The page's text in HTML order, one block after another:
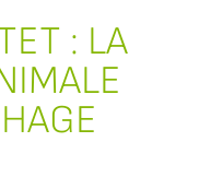
: LA